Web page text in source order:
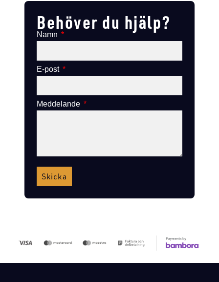
Behöver du hjälp?
Namn
E-post
Meddelande
Skicka